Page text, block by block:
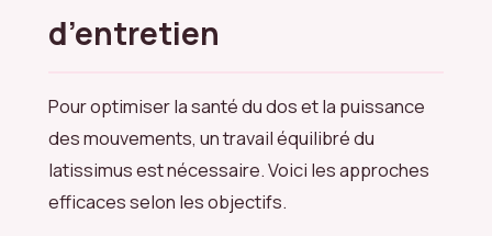
d’entretien
Pour optimiser la santé du dos et la puissance
des mouvements, un travail équilibré du
latissimus est nécessaire. Voici les approches
efficaces selon les objectifs.